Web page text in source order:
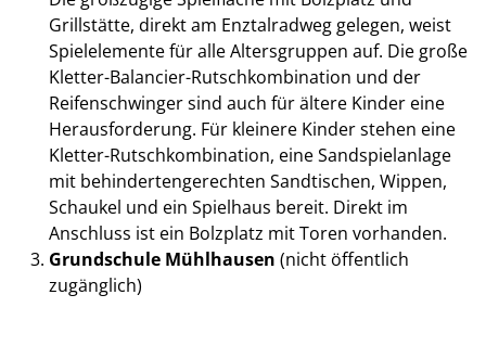
Grillstätte, direkt am Enztalradweg gelegen, weist
Spielelemente für alle Altersgruppen auf. Die große
Kletter-Balancier-Rutschkombination und der
Reifenschwinger sind auch für ältere Kinder eine
Herausforderung. Für kleinere Kinder stehen eine
Kletter-Rutschkombination, eine Sandspielanlage
mit behindertengerechten Sandtischen, Wippen,
Schaukel und ein Spielhaus bereit. Direkt im
Anschluss ist ein Bolzplatz mit Toren vorhanden.
Grundschule Mühlhausen (nicht öffentlich
zugänglich)